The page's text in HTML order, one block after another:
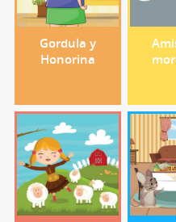
Gordula y
Honorina